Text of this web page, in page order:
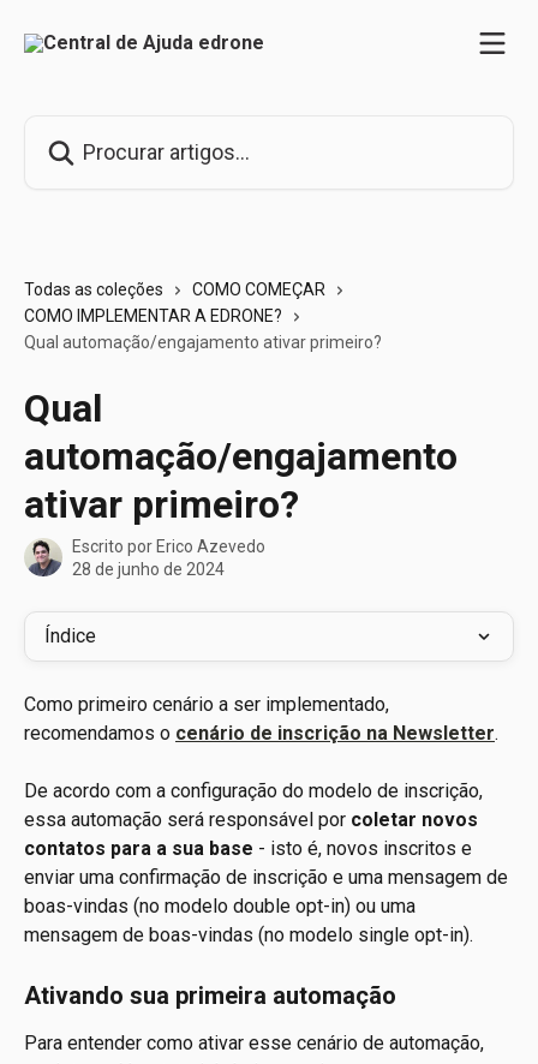
Todas as coleções
COMO COMEÇAR
COMO IMPLEMENTAR A EDRONE?
Qual automação/engajamento ativar primeiro?
Qual
automação/engajamento
ativar primeiro?
Escrito por Erico Azevedo
28 de junho de 2024
Índice
Como primeiro cenário a ser implementado,
recomendamos o cenário de inscrição na Newsletter.
De acordo com a configuração do modelo de inscrição,
essa automação será responsável por coletar novos
contatos para a sua base - isto é, novos inscritos e
enviar uma confirmação de inscrição e uma mensagem de
boas-vindas (no modelo double opt-in) ou uma
mensagem de boas-vindas (no modelo single opt-in).
Ativando sua primeira automação
Para entender como ativar esse cenário de automação,